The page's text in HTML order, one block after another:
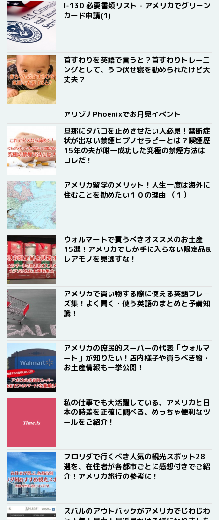
I-130 必要書類リスト - アメリカでグリーン
カード申請(1)
首すわりを英語で言うと？首すわりトレーニ
ングとして、うつ伏せ寝を勧められたけど大
丈夫？
アリゾナPhoenixでお月見イベント
旦那にタバコを止めさせたい人必見！禁断症
状が出ない禁煙ヒプノセラピーとは？喫煙歴
15年の夫が唯一成功した究極の禁煙方法は
コレだ！
アメリカ留学のメリット！人生一度は海外に
住むことを勧めたい１０の理由 （１）
ウォルマートで買うべきオススメのお土産
15選！アメリカでしか手に入らない限定品&
レアモノを見逃すな！
アメリカで買い物する際に使える英語フレー
ズ集！よく聞く・使う英語のまとめと予備知
識！
アメリカの庶民的スーパーの代表「ウォルマ
ート」が知りたい！店内様子や買うべき物・
お土産情報も一挙公開！
私の仕事でも大活躍している、アメリカと日
本の時差を正確に調べる、めっちゃ便利なツ
ールをご紹介！
フロリダで行くべき人気の観光スポット28
選を、在住者が各都市ごとに感想付きでご紹
介！アメリカ旅行の参考に！
スバルのアウトバックがアメリカでじわじわ